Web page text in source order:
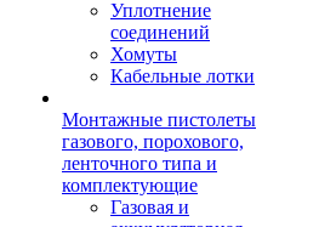
Уплотнение
соединений
Хомуты
Кабельные лотки
Монтажные пистолеты
газового, порохового,
ленточного типа и
комплектующие
Газовая и